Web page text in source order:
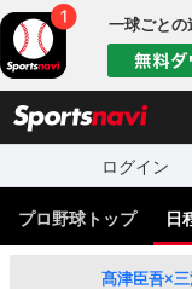
一球ごとの
ログイン
プロ野球トップ 日
髙津臣吾×三